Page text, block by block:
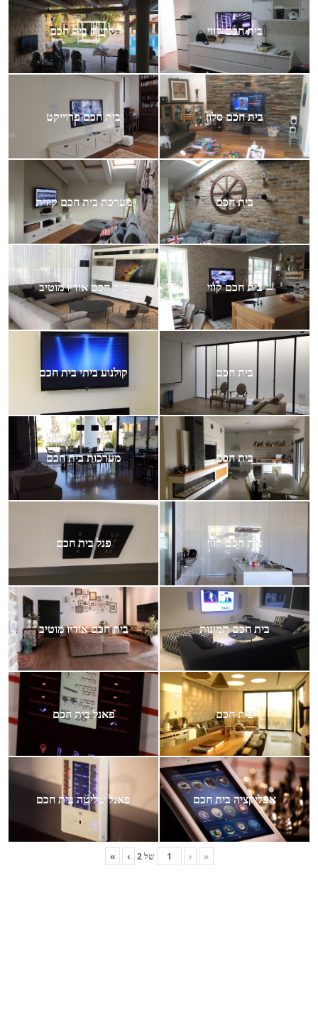
בית חכם קווי גלריית בית חכם
בית חכם סלון בית חכם פרוייקט
בית חכם מערכת בית חכם קווית
בית חכם קווי בית חכם אודיו מוטיב
בית חכם קולנוע ביתי בית חכם
בית חכם מערכות בית חכם
בית חכם קווי פנל בית חכם
בית חכם תמונות בית חכם אודיו מוטיב
בית חכם פאנל בית חכם
אפליקציה בית חכם פאנל שליטה בית חכם
«
‹ של2
›
»